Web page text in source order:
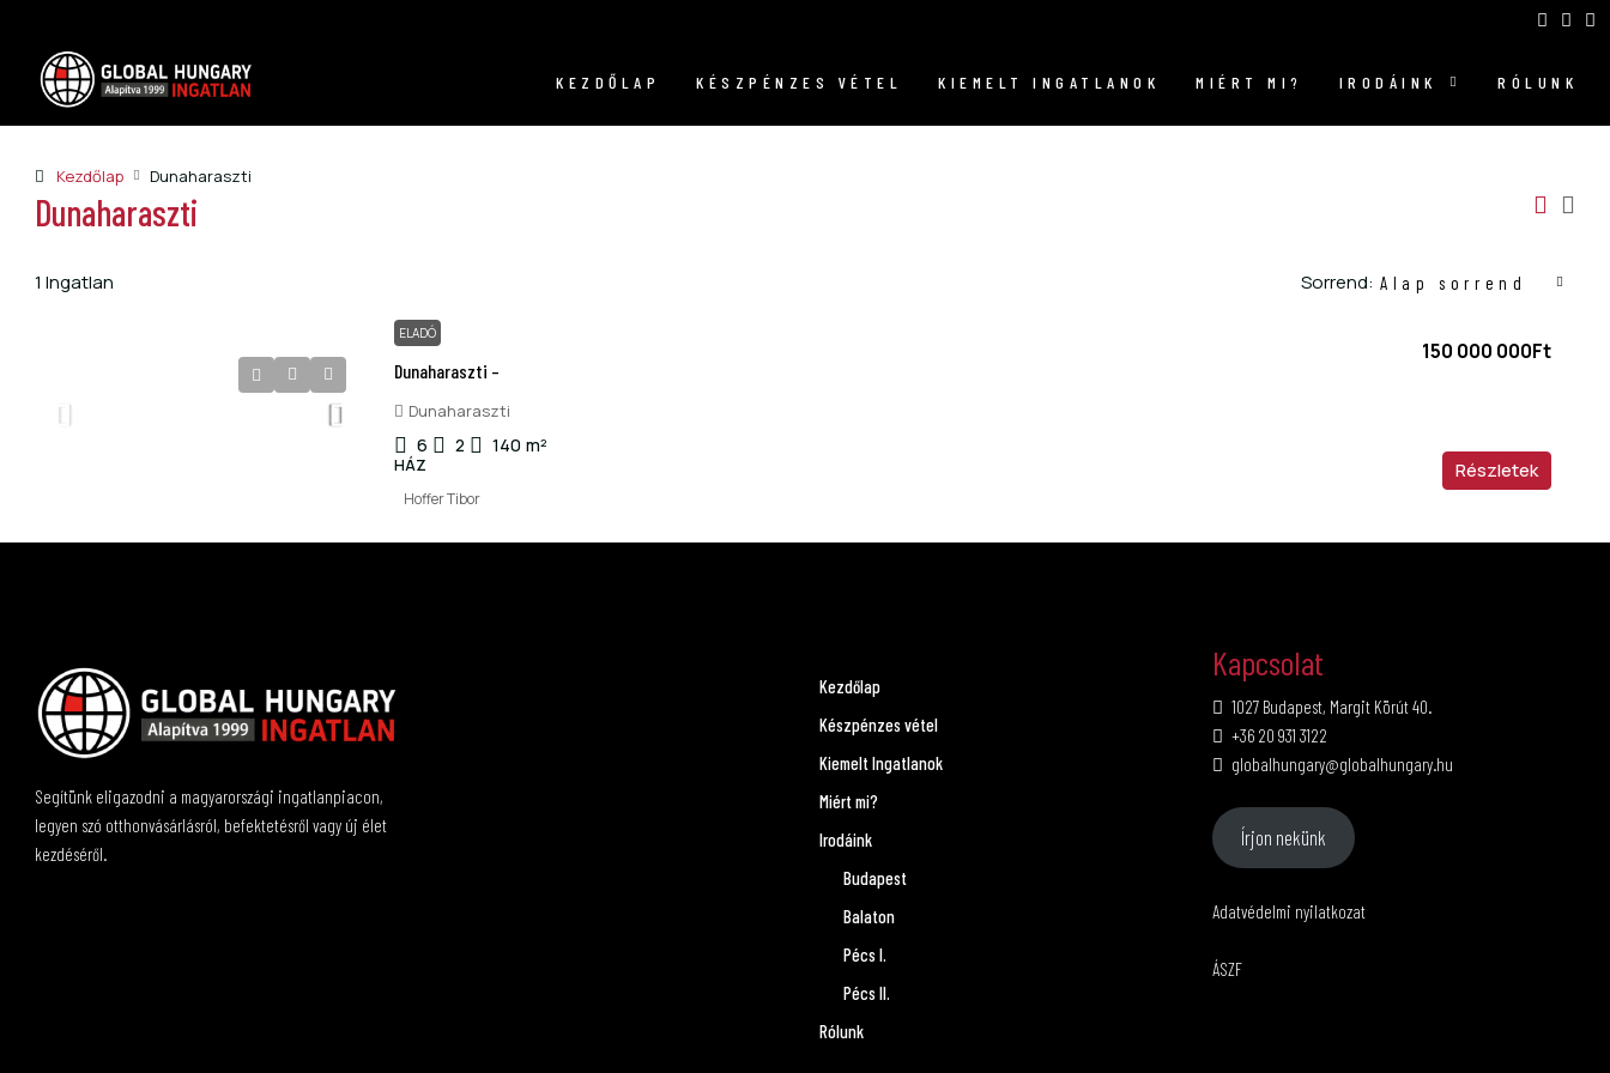
KEZDŐLAP KÉSZPÉNZES VÉTEL KIEMELT INGATLANOK MIÉRT MI? IRODÁINK RÓLUNK
Kezdőlap Dunaharaszti
Dunaharaszti
1 Ingatlan Sorrend: Alap sorrend
ELADÓ
Dunaharaszti –
150 000 000Ft
Dunaharaszti
6 2 140 m²
HÁZ Részletek
Hoffer Tibor
Segítünk eligazodni a magyarországi ingatlanpiacon,
legyen szó otthonvásárlásról, befektetésről vagy új élet
kezdéséről.
Kezdőlap
Készpénzes vétel
Kiemelt Ingatlanok
Miért mi?
Irodáink
Budapest
Balaton
Pécs I.
Pécs II.
Rólunk
Kapcsolat
1027 Budapest, Margit Körút 40.
+36 20 931 3122
globalhungary@globalhungary.hu
Írjon nekünk
Adatvédelmi nyilatkozat
ÁSZF